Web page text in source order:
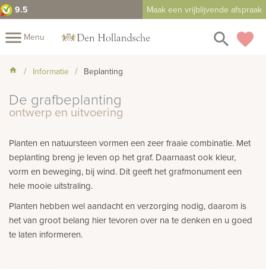
9.5 Maak een vrijblijvende afspraak
menu Menu favorite
search
close
Assortiment
Fotoboek
Informatie
ons
Winkels Contact
Informatie Beplanting
De grafbeplanting
ontwerp en uitvoering
Planten en natuursteen vormen een zeer fraaie combinatie. Met
beplanting breng je leven op het graf. Daarnaast ook kleur,
vorm en beweging, bij wind. Dit geeft het grafmonument een
hele mooie uitstraling.
Planten hebben wel aandacht en verzorging nodig, daarom is
het van groot belang hier tevoren over na te denken en u goed
te laten informeren.